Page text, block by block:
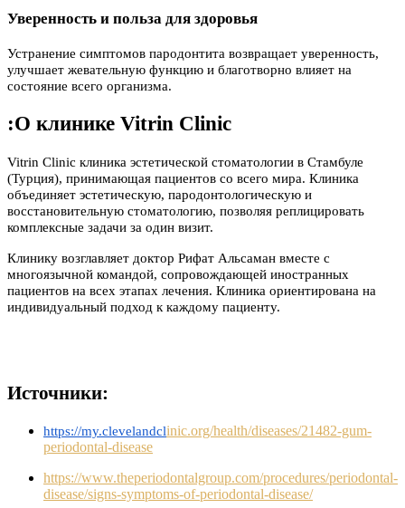
Уверенность и польза для здоровья
Устранение симптомов пародонтита возвращает уверенность,
улучшает жевательную функцию и благотворно влияет на
состояние всего организма.
:О клинике Vitrin Clinic
Vitrin Clinic клиника эстетической стоматологии в Стамбуле
(Турция), принимающая пациентов со всего мира. Клиника
объединяет эстетическую, пародонтологическую и
восстановительную стоматологию, позволяя реплицировать
комплексные задачи за один визит.
Клинику возглавляет доктор Рифат Альсаман вместе с
многоязычной командой, сопровождающей иностранных
пациентов на всех этапах лечения. Клиника ориентирована на
индивидуальный подход к каждому пациенту.
Источники:
https://my.clevelandclinic.org/health/diseases/21482-gum-
periodontal-disease
https://www.theperiodontalgroup.com/procedures/periodontal-
disease/signs-symptoms-of-periodontal-disease/